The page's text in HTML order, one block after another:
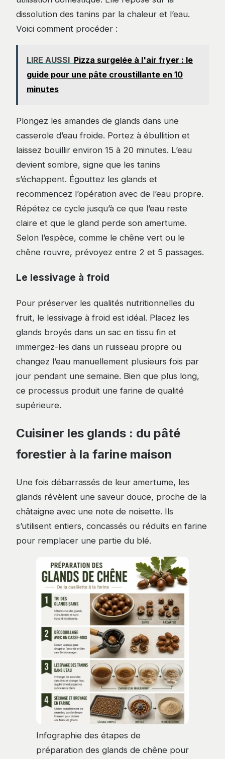
dissolution des tanins par la chaleur et l’eau.
Voici comment procéder :
LIRE AUSSI Pizza surgelée à l'air fryer : le
guide pour une pâte croustillante en 10
minutes
Plongez les amandes de glands dans une
casserole d’eau froide. Portez à ébullition et
laissez bouillir environ 15 à 20 minutes. L’eau
devient sombre, signe que les tanins
s’échappent. Égouttez les glands et
recommencez l’opération avec de l’eau propre.
Répétez ce cycle jusqu’à ce que l’eau reste
claire et que le gland perde son amertume.
Selon l’espèce, comme le chêne vert ou le
chêne rouvre, prévoyez entre 2 et 5 passages.
Le lessivage à froid
Pour préserver les qualités nutritionnelles du
fruit, le lessivage à froid est idéal. Placez les
glands broyés dans un sac en tissu fin et
immergez-les dans un ruisseau propre ou
changez l’eau manuellement plusieurs fois par
jour pendant une semaine. Bien que plus long,
ce processus produit une farine de qualité
supérieure.
Cuisiner les glands : du pâté
forestier à la farine maison
Une fois débarrassés de leur amertume, les
glands révèlent une saveur douce, proche de la
châtaigne avec une note de noisette. Ils
s’utilisent entiers, concassés ou réduits en farine
pour remplacer une partie du blé.
Infographie des étapes de
préparation des glands de chêne pour